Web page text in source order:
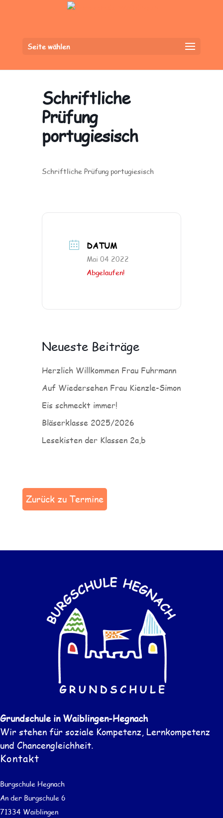
Seite wählen
Schriftliche
Prüfung
portugiesisch
Schriftliche Prüfung portugiesisch
DATUM
Mai 04 2022
Abgelaufen!
Neueste Beiträge
Herzlich Willkommen Frau Fuhrmann
Auf Wiedersehen Frau Kienzle-Simon
Eis schmeckt immer!
Bläserklasse 2025/2026
Lesekisten der Klassen 2a,b
Zurück zu Termine
Grundschule in Waiblingen-Hegnach
Wir stehen für soziale Kompetenz, Lernkompetenz
und Chancengleichheit.
Kontakt
Burgschule Hegnach
An der Burgschule 6
71334 Waiblingen